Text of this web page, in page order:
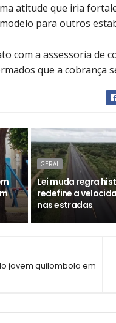
atitude que iria
para outros
com a assessoria de
que a cobrança
GERAL
Lei muda regra
redefine a
nas estradas
jovem quilombola em